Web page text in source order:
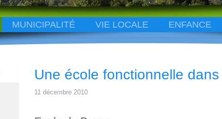
MUNICIPALITÉ VIE LOCALE ENFANCE
Une école fonctionnelle
11 décembre 2010